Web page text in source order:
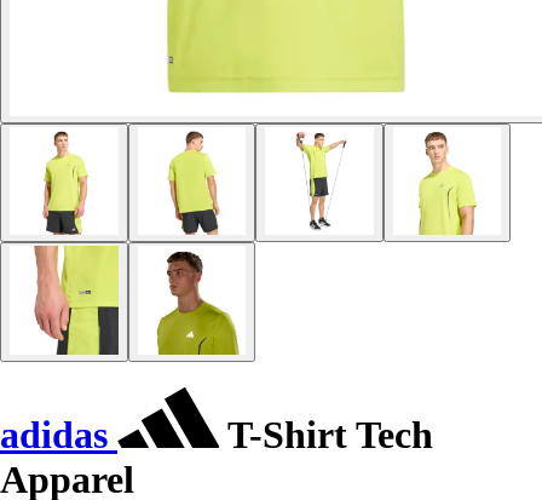
adidas
T-Shirt Tech
Apparel